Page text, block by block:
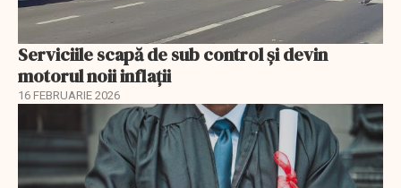
Serviciile scapă de sub control și devin
motorul noii inflații
16 FEBRUARIE 2026